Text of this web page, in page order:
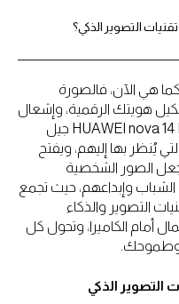
هي الآن، فالصورة
هويتك الرقمية، وإشعال
المحادثات من حولك. يمنح هاتف HUAWEI nova 14 Pro جيل
يُنظر بها إليهم، ويفتح
جعل الصور الشخصية
وإبداعهم، حيث تجمع
التصوير والذكاء
أمام الكاميرا، وتحول كل
وطموحك.